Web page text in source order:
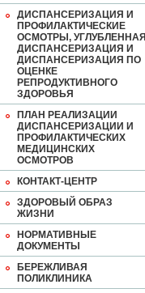
ДИСПАНСЕРИЗАЦИЯ И
ПРОФИЛАКТИЧЕСКИЕ
ОСМОТРЫ, УГЛУБЛЕННАЯ
ДИСПАНСЕРИЗАЦИЯ И
ДИСПАНСЕРИЗАЦИЯ ПО
ОЦЕНКЕ
РЕПРОДУКТИВНОГО
ЗДОРОВЬЯ
ПЛАН РЕАЛИЗАЦИИ
ДИСПАНСЕРИЗАЦИИ И
ПРОФИЛАКТИЧЕСКИХ
МЕДИЦИНСКИХ
ОСМОТРОВ
КОНТАКТ-ЦЕНТР
ЗДОРОВЫЙ ОБРАЗ
ЖИЗНИ
НОРМАТИВНЫЕ
ДОКУМЕНТЫ
БЕРЕЖЛИВАЯ
ПОЛИКЛИНИКА